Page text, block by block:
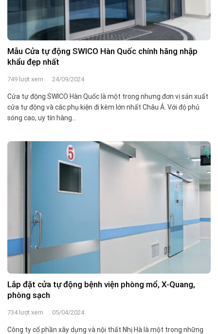
Mẫu Cửa tự động SWICO Hàn Quốc chính hãng nhập
khẩu đẹp nhất
749 lượt xem 24/09/2024
Cửa tự động SWICO Hàn Quốc là một trong nhưng đơn vị sản xuất
cửa tự động và các phụ kiện đi kèm lớn nhất Châu Á. Với độ phủ
sóng cao, uy tín hàng...
Lắp đặt cửa tự động bệnh viện phòng mổ, X-Quang,
phòng sạch
734 lượt xem 05/04/2024
Công ty cổ phần xây dựng và nội thất Nhị Hà là một trong những